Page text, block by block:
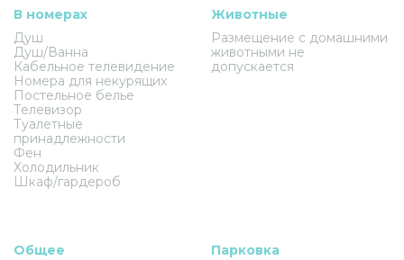
В номерах
Душ
Душ/Ванна
Кабельное телевидение
Номера для некурящих
Постельное белье
Телевизор
Туалетные
принадлежности
Фен
Холодильник
Шкаф/гардероб
Животные
Размещение с домашними
животными не
допускается
Общее
Парковка